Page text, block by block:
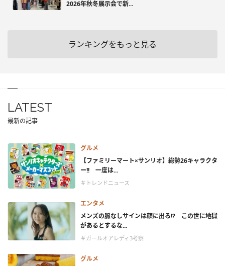
2026年秋冬展示会で新...
ランキングをもっと見る
LATEST
最新の記事
グルメ
【ファミリーマート×サンリオ】総勢26キャラクタ
ー!! 一度は...
＃トレンドニュース
エンタメ
メンズの脈なしサインは顔に出る!? この世に地獄
があるとするな...
＃ガールオアレディ3考察
グルメ